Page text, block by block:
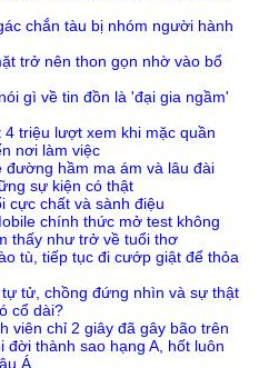
chắn tàu bị nhóm người hành
trở nên thon gọn nhờ vào bổ
gì về tin đồn là 'đại gia ngầm'
triệu lượt xem khi mặc quần
nơi làm việc
đường hầm ma ám và lâu đài
sự kiện có thật
cực chất và sành điệu
chính thức mở test không
thấy như trở về tuổi thơ
tù, tiếp tục đi cướp giật để thỏa
tử, chồng đứng nhìn và sự thật
cổ dài?
viên chỉ 2 giây đã gây bão trên
đời thành sao hạng A, hốt luôn
Á